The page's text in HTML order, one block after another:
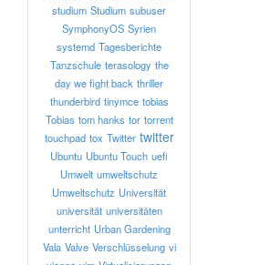
studium Studium subuser
SymphonyOS Syrien
systemd Tagesberichte
Tanzschule terasology the
day we fight back thriller
thunderbird tinymce tobias
Tobias tom hanks tor torrent
touchpad tox Twitter twitter
Ubuntu Ubuntu Touch uefi
Umwelt umweltschutz
Umweltschutz Universität
universität universitäten
unterricht Urban Gardening
Vala Valve Verschlüsselung vi